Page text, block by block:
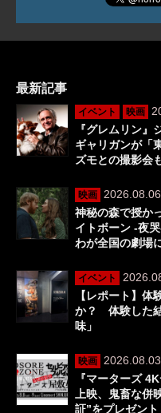
最新記事
イベント 映画
『グレムリン』
ギャリガンが「
ズモとの撮影会
映画
神秘の森で授か
イトボーン -夜
わが全国の劇場
イベント
【レポート】
か？ 体験した
味」
映画
『マーターズ
上映、鬼畜な併
証”をプレゼント